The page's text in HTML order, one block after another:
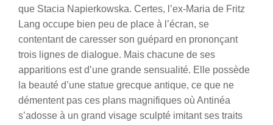
que Stacia Napierkowska. Certes, l’ex-Maria de Fritz
Lang occupe bien peu de place à l’écran, se
contentant de caresser son guépard en prononçant
trois lignes de dialogue. Mais chacune de ses
apparitions est d’une grande sensualité. Elle possède
la beauté d’une statue grecque antique, ce que ne
démentent pas ces plans magnifiques où Antinéa
s’adosse à un grand visage sculpté imitant ses traits